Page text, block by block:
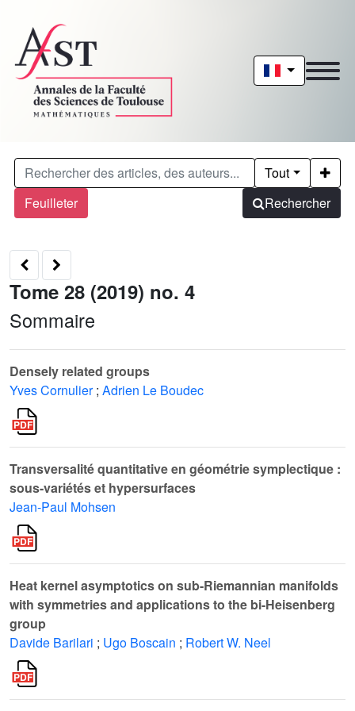
Feuilleter
Tout
Rechercher
Tome 28 (2019) no. 4
Sommaire
Densely related groups
Yves Cornulier ; Adrien Le Boudec
Transversalité quantitative en géométrie symplectique :
sous-variétés et hypersurfaces
Jean-Paul Mohsen
Heat kernel asymptotics on sub-Riemannian manifolds
with symmetries and applications to the bi-Heisenberg
group
Davide Barilari ; Ugo Boscain ; Robert W. Neel